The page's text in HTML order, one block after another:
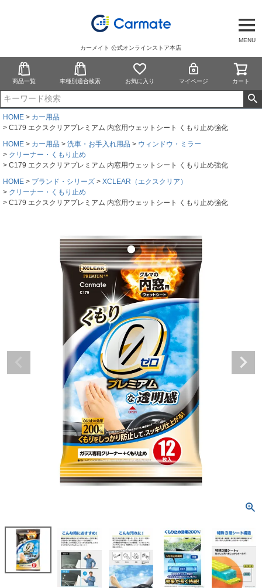
MENU
カーメイト 公式オンラインストア本店
商品一覧 車種別適合検索 お気に入り マイページ カート
HOME
カー用品
C179 エクスクリアプレミアム 内窓用ウェットシート くもり止め強化
HOME
カー用品 洗車・お手入れ用品
ウィンドウ・ミラー
クリーナー・くもり止め
C179 エクスクリアプレミアム 内窓用ウェットシート くもり止め強化
HOME
ブランド・シリーズ
XCLEAR（エクスクリア）
クリーナー・くもり止め
C179 エクスクリアプレミアム 内窓用ウェットシート くもり止め強化